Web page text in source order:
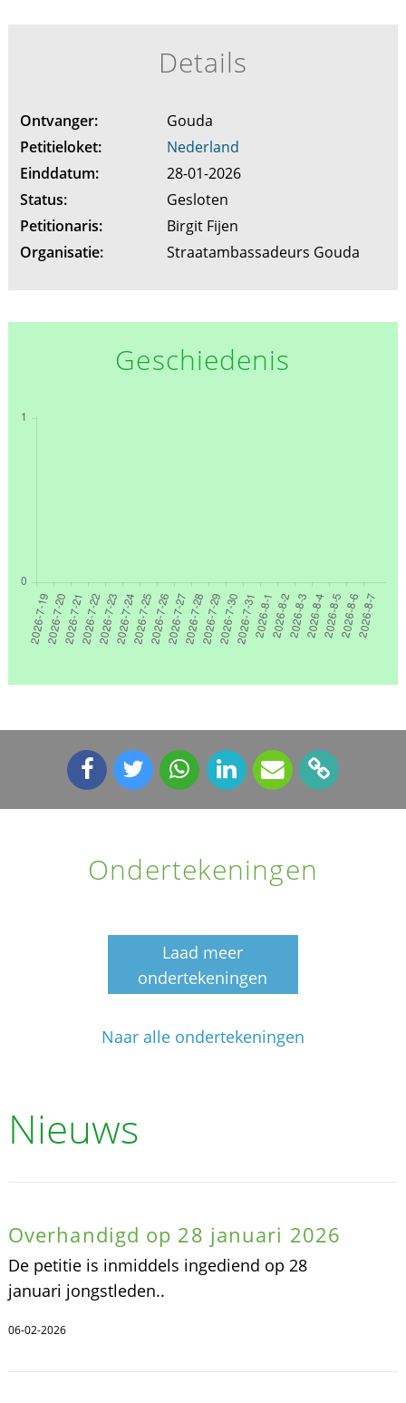
Details
Ontvanger:
Gouda
Petitieloket:
Nederland
Einddatum:
28-01-2026
Status:
Gesloten
Petitionaris:
Birgit Fijen
Organisatie:
Straatambassadeurs Gouda
Geschiedenis
Ondertekeningen
Laad meer
ondertekeningen
Naar alle ondertekeningen
Nieuws
Overhandigd op 28 januari 2026
De petitie is inmiddels ingediend op 28
januari jongstleden..
06-02-2026